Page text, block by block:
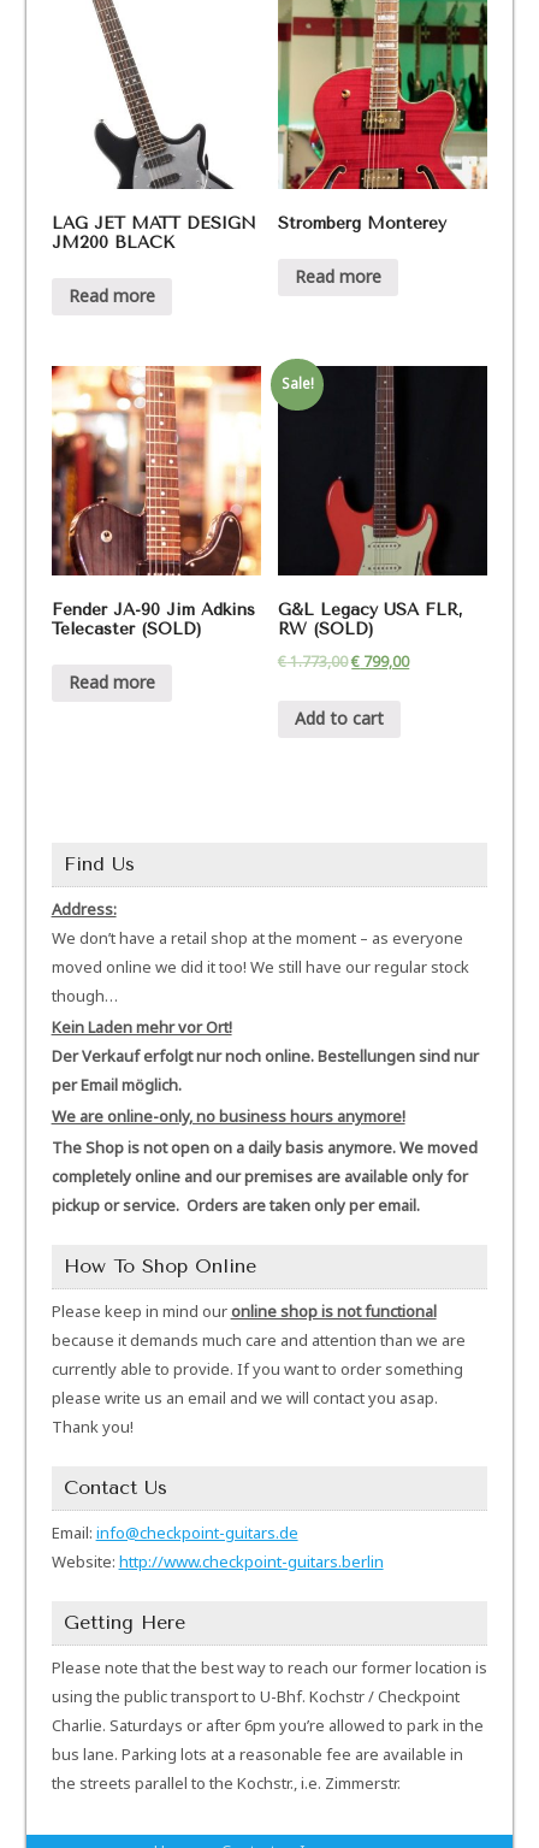
LAG JET MATT DESIGN
JM200 BLACK
Read more
Stromberg Monterey
Read more
Fender JA-90 Jim Adkins
Telecaster (SOLD)
Read more
Sale!
G&L Legacy USA FLR,
RW (SOLD)
€1.773,00€ 799,00
Add to cart
Find Us
Address:
We don’t have a retail shop at the moment – as everyone
moved online we did it too! We still have our regular stock
though…
Kein Laden mehr vor Ort!
Der Verkauf erfolgt nur noch online. Bestellungen sind nur
per Email möglich.
We are online-only, no business hours anymore!
The Shop is not open on a daily basis anymore. We moved
completely online and our premises are available only for
pickup or service. Orders are taken only per email.
How To Shop Online
Please keep in mind ouronline shop is not functional
because it demands much care and attention than we are
currently able to provide. If you want to order something
please write us an email and we will contact you asap.
Thank you!
Contact Us
Email: info@checkpoint-guitars.de
Website: http://www.checkpoint-guitars.berlin
Getting Here
Please note that the best way to reach our former location is
using the public transport to U-Bhf. Kochstr / Checkpoint
Charlie. Saturdays or after 6pm you’re allowed to park in the
bus lane. Parking lots at a reasonable fee are available in
the streets parallel to the Kochstr., i.e. Zimmerstr.